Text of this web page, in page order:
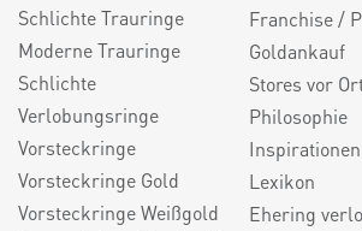
Schlichte Trauringe
Moderne Trauringe
Schlichte
Verlobungsringe
Vorsteckringe
Vorsteckringe Gold
Vorsteckringe Weißgold
Franchise /
Goldankauf
Stores vor
Philosophie
Inspirationen
Lexikon
Ehering